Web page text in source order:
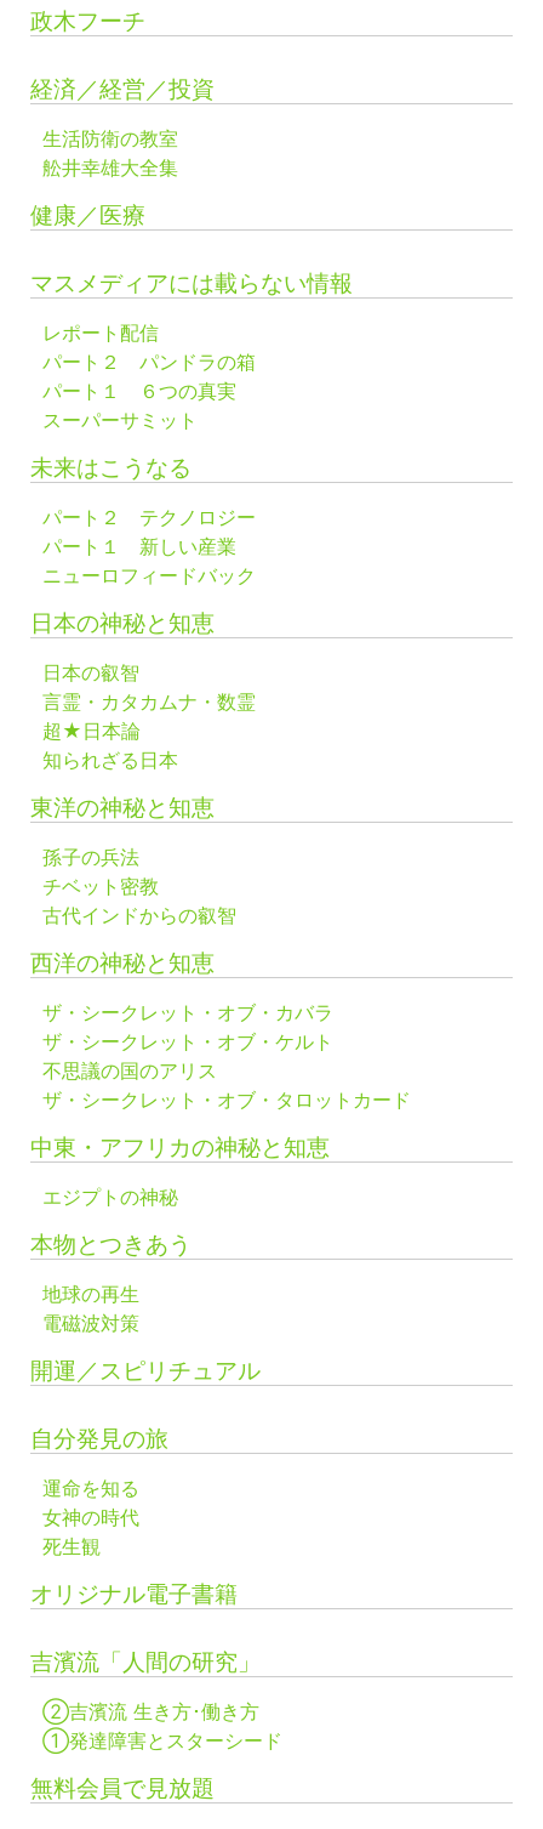
政木フーチ
経済／経営／投資
生活防衛の教室
舩井幸雄大全集
健康／医療
マスメディアには載らない情報
レポート配信
パート２ パンドラの箱
パート１ ６つの真実
スーパーサミット
未来はこうなる
パート２ テクノロジー
パート１ 新しい産業
ニューロフィードバック
日本の神秘と知恵
日本の叡智
言霊・カタカムナ・数霊
超★日本論
知られざる日本
東洋の神秘と知恵
孫子の兵法
チベット密教
古代インドからの叡智
西洋の神秘と知恵
ザ・シークレット・オブ・カバラ
ザ・シークレット・オブ・ケルト
不思議の国のアリス
ザ・シークレット・オブ・タロットカード
中東・アフリカの神秘と知恵
エジプトの神秘
本物とつきあう
地球の再生
電磁波対策
開運／スピリチュアル
自分発見の旅
運命を知る
女神の時代
死生観
オリジナル電子書籍
吉濱流「人間の研究」
②吉濱流 生き方･働き方
①発達障害とスターシード
無料会員で見放題